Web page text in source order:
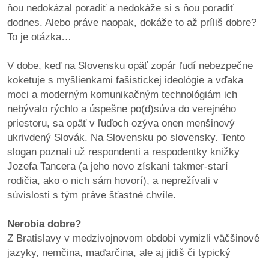
ňou nedokázal poradiť a nedokáže si s ňou poradiť
dodnes. Alebo práve naopak, dokáže to až príliš dobre?
To je otázka…
V dobe, keď na Slovensku opäť zopár ľudí nebezpečne
koketuje s myšlienkami fašistickej ideológie a vďaka
moci a moderným komunikačným technológiám ich
nebývalo rýchlo a úspešne po(d)súva do verejného
priestoru, sa opäť v ľuďoch ozýva onen menšinový
ukrivdený Slovák. Na Slovensku po slovensky. Tento
slogan poznali už respondenti a respodentky knižky
Jozefa Tancera (a jeho novo získaní takmer-starí
rodičia, ako o nich sám hovorí), a neprežívali v
súvislosti s tým práve šťastné chvíle.
Nerobia dobre?
Z Bratislavy v medzivojnovom období vymizli väčšinové
jazyky, nemčina, maďarčina, ale aj jidiš či typický